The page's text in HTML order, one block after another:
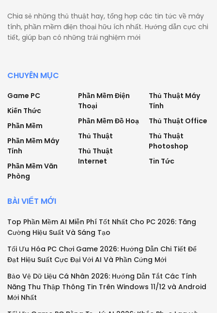
Chia sẻ những thủ thuật hay, tổng hợp các tin tức về máy
tính, phần mềm điện thoại hữu ích nhất. Hướng dẫn cực chi
tiết, giúp bạn có những trải nghiệm mới
CHUYÊN MỤC
Game PC
Kiến Thức
Phần Mềm
Phần Mềm Máy
Tính
Phần Mềm Văn
Phòng
Phần Mềm Điện
Thoại
Phần Mềm Đồ Hoạ
Thủ Thuật
Thủ Thuật
Internet
Thủ Thuật Máy
Tính
Thủ Thuật Office
Thủ Thuật
Photoshop
Tin Tức
BÀI VIẾT MỚI
Top Phần Mềm AI Miễn Phí Tốt Nhất Cho PC 2026: Tăng
Cường Hiệu Suất Và Sáng Tạo
Tối Ưu Hóa PC Chơi Game 2026: Hướng Dẫn Chi Tiết Để
Đạt Hiệu Suất Cực Đại Với AI Và Phần Cứng Mới
Bảo Vệ Dữ Liệu Cá Nhân 2026: Hướng Dẫn Tắt Các Tính
Năng Thu Thập Thông Tin Trên Windows 11/12 và Android
Mới Nhất